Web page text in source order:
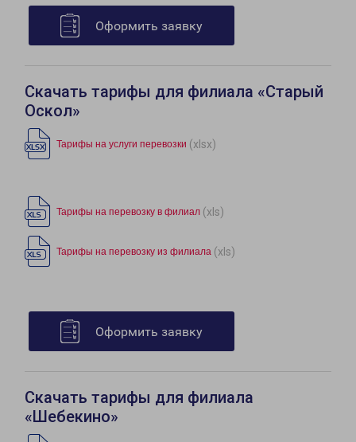
Оформить заявку
Скачать тарифы для филиала «Старый
Оскол»
Тарифы на услуги перевозки (xlsx)
Тарифы на перевозку в филиал (xls)
Тарифы на перевозку из филиала (xls)
Оформить заявку
Скачать тарифы для филиала
«Шебекино»